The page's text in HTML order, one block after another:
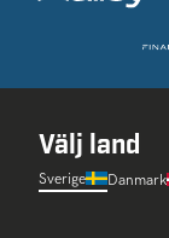
Välj land
Sverige Danmark